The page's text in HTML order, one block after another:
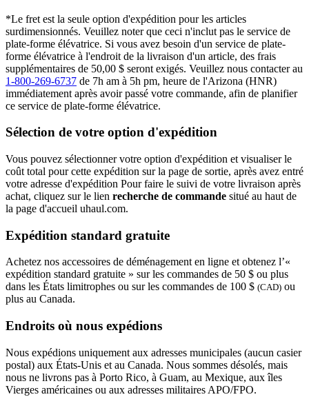
*Le fret est la seule option d'expédition pour les articles
surdimensionnés. Veuillez noter que ceci n'inclut pas le service de
plate-forme élévatrice. Si vous avez besoin d'un service de plate-
forme élévatrice à l'endroit de la livraison d'un article, des frais
supplémentaires de 50,00 $ seront exigés. Veuillez nous contacter au
1-800-269-6737 de 7h am à 5h pm, heure de l'Arizona (HNR)
immédiatement après avoir passé votre commande, afin de planifier
ce service de plate-forme élévatrice.
Sélection de votre option d'expédition
Vous pouvez sélectionner votre option d'expédition et visualiser le
coût total pour cette expédition sur la page de sortie, après avez entré
votre adresse d'expédition Pour faire le suivi de votre livraison après
achat, cliquez sur le lien recherche de commande situé au haut de
la page d'accueil uhaul.com.
Expédition standard gratuite
Achetez nos accessoires de déménagement en ligne et obtenez l’«
expédition standard gratuite » sur les commandes de 50 $ ou plus
dans les États limitrophes ou sur les commandes de 100 $ (CAD) ou
plus au Canada.
Endroits où nous expédions
Nous expédions uniquement aux adresses municipales (aucun casier
postal) aux États-Unis et au Canada. Nous sommes désolés, mais
nous ne livrons pas à Porto Rico, à Guam, au Mexique, aux îles
Vierges américaines ou aux adresses militaires APO/FPO.